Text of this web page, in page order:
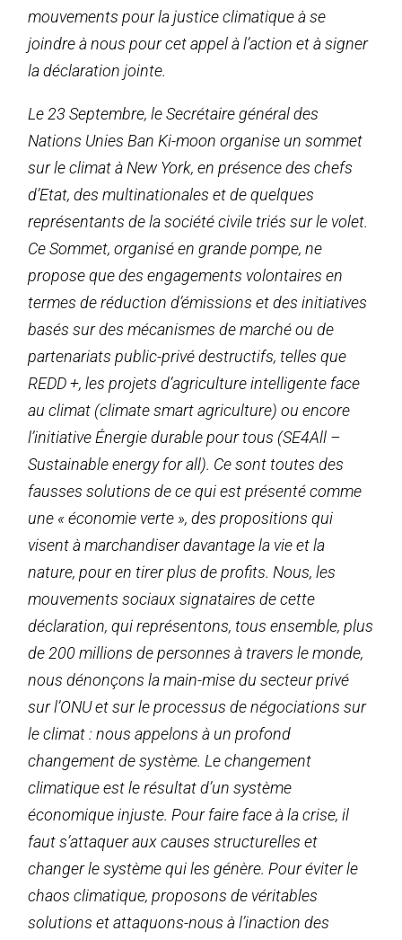
mouvements pour la justice climatique à se
joindre à nous pour cet appel à l’action et à signer
la déclaration jointe.
Le 23 Septembre, le Secrétaire général des
Nations Unies Ban Ki-moon organise un sommet
sur le climat à New York, en présence des chefs
d’Etat, des multinationales et de quelques
représentants de la société civile triés sur le volet.
Ce Sommet, organisé en grande pompe, ne
propose que des engagements volontaires en
termes de réduction d’émissions et des initiatives
basés sur des mécanismes de marché ou de
partenariats public-privé destructifs, telles que
REDD +, les projets d’agriculture intelligente face
au climat (climate smart agriculture) ou encore
l’initiative Énergie durable pour tous (SE4All –
Sustainable energy for all). Ce sont toutes des
fausses solutions de ce qui est présenté comme
une « économie verte », des propositions qui
visent à marchandiser davantage la vie et la
nature, pour en tirer plus de profits. Nous, les
mouvements sociaux signataires de cette
déclaration, qui représentons, tous ensemble, plus
de 200 millions de personnes à travers le monde,
nous dénonçons la main-mise du secteur privé
sur l’ONU et sur le processus de négociations sur
le climat : nous appelons à un profond
changement de système. Le changement
climatique est le résultat d’un système
économique injuste. Pour faire face à la crise, il
faut s’attaquer aux causes structurelles et
changer le système qui les génère. Pour éviter le
chaos climatique, proposons de véritables
solutions et attaquons-nous à l’inaction des